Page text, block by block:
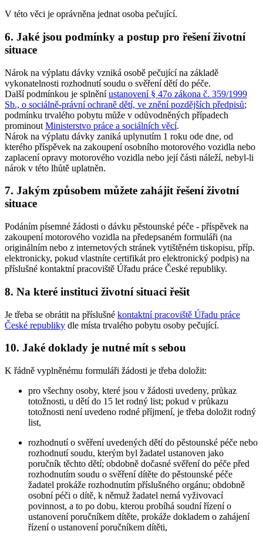
V této věci je oprávněna jednat osoba pečující.
6. Jaké jsou podmínky a postup pro řešení životní
situace
Nárok na výplatu dávky vzniká osobě pečující na základě
vykonatelnosti rozhodnutí soudu o svěření dětí do péče.
Další podmínkou je splněníustanovení § 47o zákona č. 359/1999
Sb., o sociálně-právní ochraně dětí, ve znění pozdějších předpisů;
podmínku trvalého pobytu může v odůvodněných případech
prominout Ministerstvo práce a sociálních věcí.
Nárok na výplatu dávky zaniká uplynutím 1 roku ode dne, od
kterého příspěvek na zakoupení osobního motorového vozidla nebo
zaplacení opravy motorového vozidla nebo její části náleží, nebyl-li
nárok v této lhůtě uplatněn.
7. Jakým způsobem můžete zahájit řešení životní
situace
Podáním písemné žádosti o dávku pěstounské péče - příspěvek na
zakoupení motorového vozidla na předepsaném formuláři (na
originálním nebo z internetových stránek vytištěném tiskopisu, příp.
elektronicky, pokud vlastníte certifikát pro elektronický podpis) na
příslušné kontaktní pracoviště Úřadu práce České republiky.
8. Na které instituci životní situaci řešit
Je třeba se obrátit na příslušné kontaktní pracoviště Úřadu práce
České republiky dle místa trvalého pobytu osoby pečující.
10. Jaké doklady je nutné mít s sebou
K řádně vyplněnému formuláři žádosti je třeba doložit:
pro všechny osoby, které jsou v žádosti uvedeny, průkaz
totožnosti, u dětí do 15 let rodný list; pokud v průkazu
totožnosti není uvedeno rodné příjmení, je třeba doložit rodný
list,
rozhodnutí o svěření uvedených dětí do pěstounské péče nebo
rozhodnutí soudu, kterým byl žadatel ustanoven jako
poručník těchto dětí; obdobně dočasné svěření do péče před
rozhodnutím soudu o svěření dítěte do pěstounské péče
žadatel prokáže rozhodnutím příslušného orgánu; obdobně
osobní péči o dítě, k němuž žadatel nemá vyživovací
povinnost, a to po dobu, kterou probíhá soudní řízení o
ustanovení poručníkem dítěte, prokáže dokladem o zahájení
řízení o ustanovení poručníkem dítěti,